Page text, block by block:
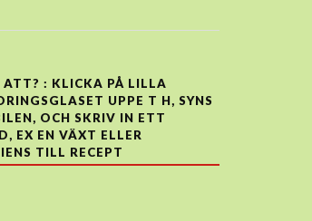
ATT? : KLICKA PÅ LILLA
UPPE T H, SYNS
OCH SKRIV IN ETT
EX EN VÄXT ELLER
TILL RECEPT